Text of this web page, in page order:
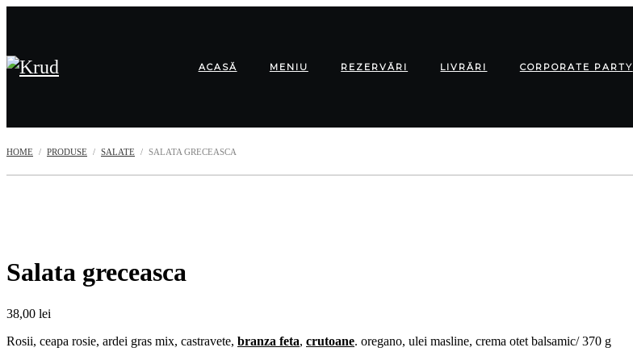
ACASĂ MENIU REZERVĂRI LIVRĂRI CORPORATE PARTY
HOME PRODUSE SALATE SALATA GRECEASCA
Salata greceasca
38,00 lei
Rosii, ceapa rosie, ardei gras mix, castravete, branza feta, crutoane. oregano, ulei masline, crema otet balsamic/ 370 g